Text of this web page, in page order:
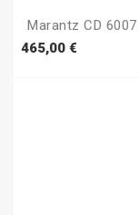
Marantz CD 6007
465,00 €